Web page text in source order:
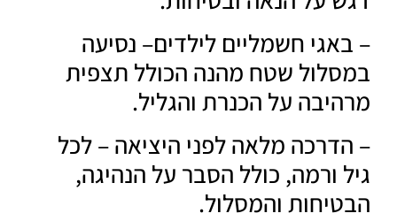
חשמליים לילדים– נסיעה
שטח מהנה הכולל תצפית
על הכנרת והגליל.
מלאה לפני היציאה – לכל
ורמה, כולל הסבר על הנהיגה,
והמסלול.